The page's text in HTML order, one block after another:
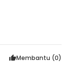
Membantu (0)